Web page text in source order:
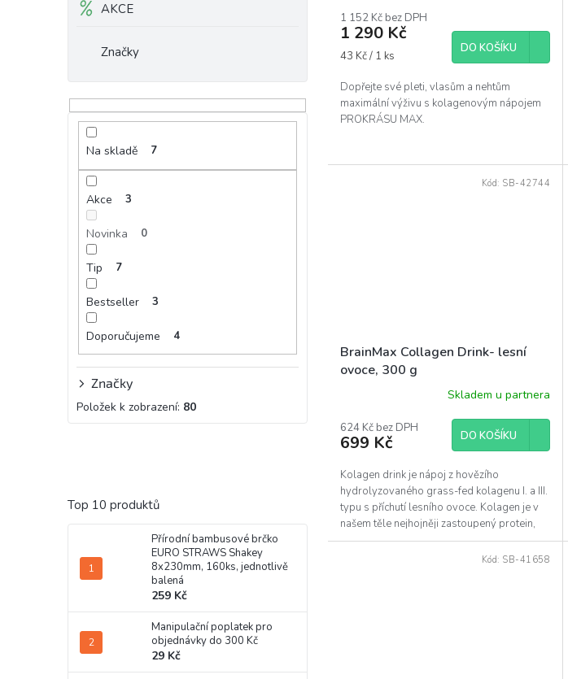
AKCE
Značky
Na skladě 7
Akce 3
Novinka 0
Tip 7
Bestseller 3
Doporučujeme 4
Značky
Položek k zobrazení: 80
Top 10 produktů
Přírodní bambusové brčko
EURO STRAWS Shakey
8x230mm, 160ks, jednotlivě
balená
259 Kč
Manipulační poplatek pro
objednávky do 300 Kč
29 Kč
1 152 Kč bez DPH
1 290 Kč
Měrná
43 Kč / 1 ks
DO KOŠÍKU
Dopřejte své pleti, vlasům a nehtům
maximální výživu s kolagenovým nápojem
PROKRÁSU MAX.
BrainMax Collagen Drink- lesní
ovoce, 300 g
Skladem u partnera
624 Kč bez DPH
699 Kč DO KOŠÍKU
Kolagen drink je nápoj z hovězího
hydrolyzovaného grass-fed kolagenu I. a III.
typu s příchutí lesního ovoce. Kolagen je v
našem těle nejhojněji zastoupený protein,
který tvoří...
Kód: SB-42744
Kód: SB-41658